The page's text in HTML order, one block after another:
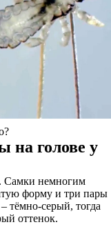
на голове у
Самки немногим
форму и три пары
тёмно-серый, тогда
оттенок.